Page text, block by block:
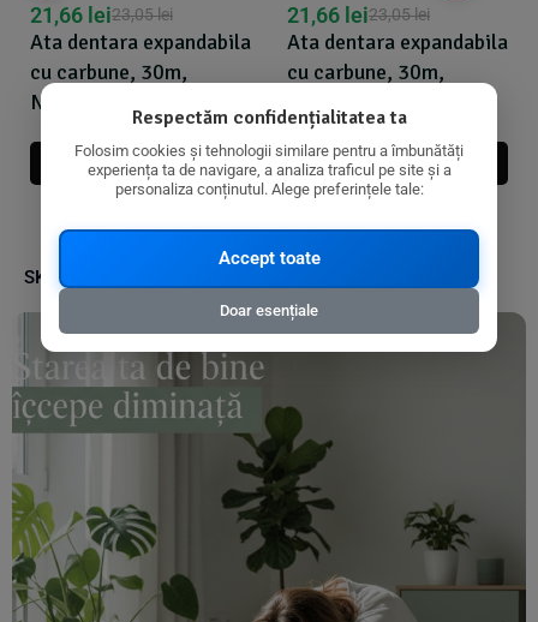
Ata dentara expandabila
cu carbune, 30m,
Nordics
23,05lei
21,66 lei
Adauga In Cos
Ata dentara expandabila
cu carbune, 30m,
23,05lei
21,66 lei
Adauga In Cos
SKU:
Respectăm confidențialitatea ta
Folosim cookies și tehnologii similare pentru a îmbunătăți
experiența ta de navigare, a analiza traficul pe site și a
personaliza conținutul. Alege preferințele tale:
Accept toate
Doar esențiale